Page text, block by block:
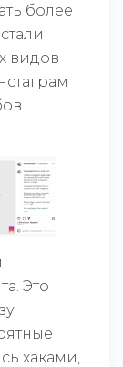
более
видов
Это
хаками,